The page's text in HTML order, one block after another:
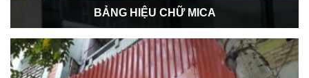
BẢNG HIỆU CHỮ MICA